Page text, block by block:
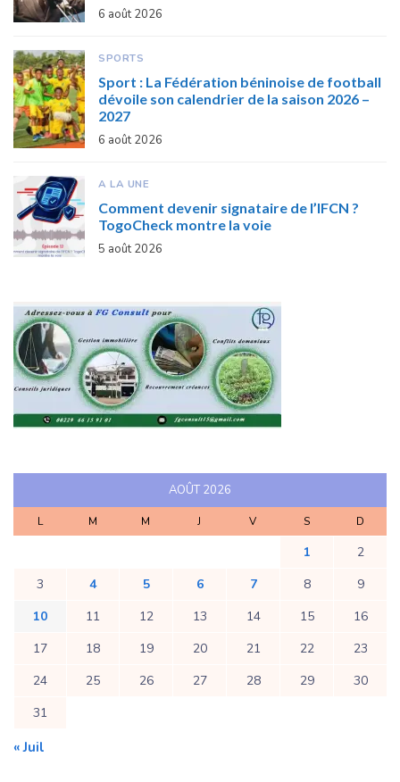
6 août 2026
SPORTS
Sport : La Fédération béninoise de football
dévoile son calendrier de la saison 2026 –
2027
6 août 2026
A LA UNE
Comment devenir signataire de l’IFCN ?
TogoCheck montre la voie
5 août 2026
AOÛT 2026
L M M J V S D
1
2
3
4 5 6 7 8
9
10
11 12 13 14 15
16
17
18 19 20 21 22
23
24
25 26 27 28 29
30
31
« Juil